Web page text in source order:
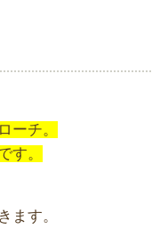
ーチ。
す。
ます。